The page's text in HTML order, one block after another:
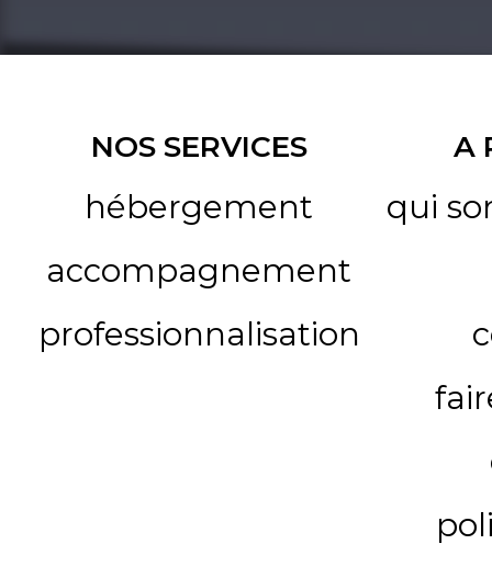
NOS SERVICES
hébergement
accompagnement
professionnalisation
A
qui